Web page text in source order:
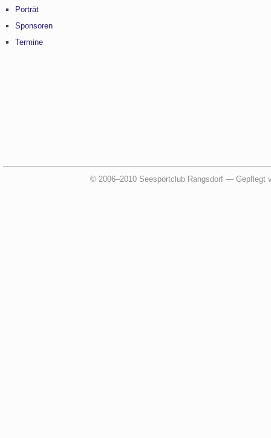
Porträt
Sponsoren
Termine
© 2006–2010 Seesportclub Rangsdorf — Gepflegt